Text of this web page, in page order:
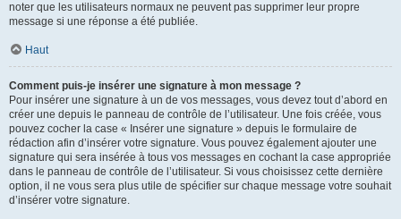
noter que les utilisateurs normaux ne peuvent pas supprimer leur propre
message si une réponse a été publiée.
Haut
Comment puis-je insérer une signature à mon message ?
Pour insérer une signature à un de vos messages, vous devez tout d’abord en
créer une depuis le panneau de contrôle de l’utilisateur. Une fois créée, vous
pouvez cocher la case « Insérer une signature » depuis le formulaire de
rédaction afin d’insérer votre signature. Vous pouvez également ajouter une
signature qui sera insérée à tous vos messages en cochant la case appropriée
dans le panneau de contrôle de l’utilisateur. Si vous choisissez cette dernière
option, il ne vous sera plus utile de spécifier sur chaque message votre souhait
d’insérer votre signature.